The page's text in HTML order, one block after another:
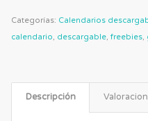
Categorías: Calendarios
calendario, descargable, freebies,
Descripción